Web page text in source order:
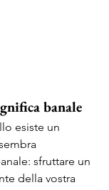
banale
esiste un
sfruttare un
della vostra